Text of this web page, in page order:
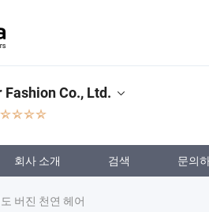
Co., Ltd.
회사 소개 검색 문의
버진 천연 헤어